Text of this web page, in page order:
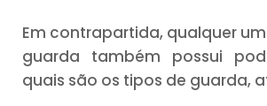
Em contrapartida, qualquer
guarda também possui
quais são os tipos de guarda,